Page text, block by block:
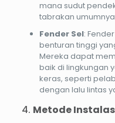
mana sudut
tabrakan
Fender Sel:
benturan tinggi
Mereka dapat
baik di lingkungan
keras, seperti
dengan lalu lintas
4. Metode